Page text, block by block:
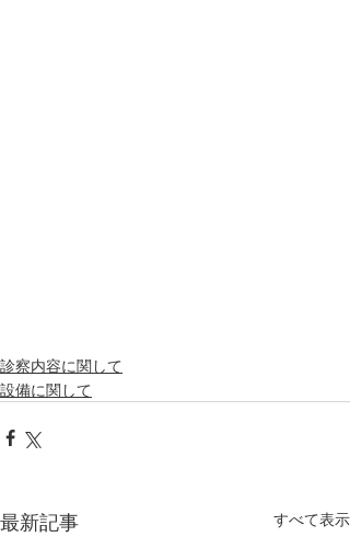
診察内容に関して
設備に関して
最新記事 すべて表示